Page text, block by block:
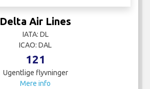
Delta Air Lines
IATA: DL
ICAO: DAL
121
Ugentlige flyvninger
Mere info